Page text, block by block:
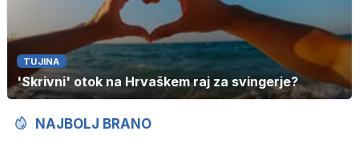
TUJINA
'Skrivni' otok na Hrvaškem raj za svingerje?
NAJBOLJ BRANO